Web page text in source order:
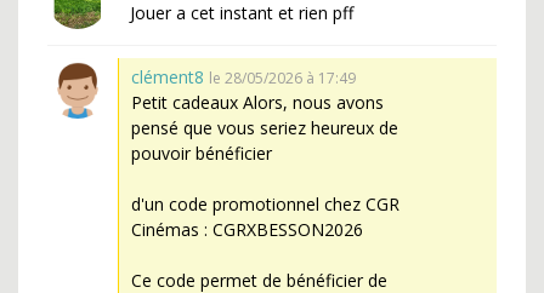
Jouer a cet instant et rien pff
clément8 le 28/05/2026 à 17:49
Petit cadeaux Alors, nous avons
pensé que vous seriez heureux de
pouvoir bénéficier
d'un code promotionnel chez CGR
Cinémas : CGRXBESSON2026
Ce code permet de bénéficier de